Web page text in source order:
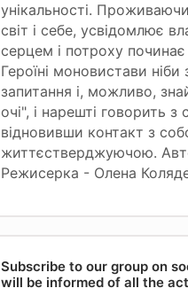
унікальності.
світ і себе, усвідомлює
серцем і потроху
Героїні моновистави
запитання і, можливо,
очі", і нарешті говорить
відновивши контакт з
життєстверджуючою.
Режисерка - Олена
Subscribe to our group on
will be informed of all the